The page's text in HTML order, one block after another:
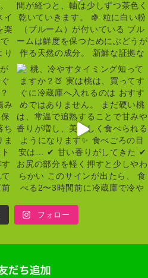
フォロー